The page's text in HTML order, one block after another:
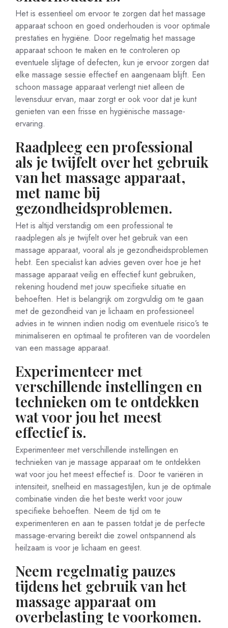
Het is essentieel om ervoor te zorgen dat het massage
apparaat schoon en goed onderhouden is voor optimale
prestaties en hygiëne. Door regelmatig het massage
apparaat schoon te maken en te controleren op
eventuele slijtage of defecten, kun je ervoor zorgen dat
elke massage sessie effectief en aangenaam blijft. Een
schoon massage apparaat verlengt niet alleen de
levensduur ervan, maar zorgt er ook voor dat je kunt
genieten van een frisse en hygiënische massage-
ervaring.
Raadpleeg een professional
als je twijfelt over het gebruik
van het massage apparaat,
met name bij
gezondheidsproblemen.
Het is altijd verstandig om een professional te
raadplegen als je twijfelt over het gebruik van een
massage apparaat, vooral als je gezondheidsproblemen
hebt. Een specialist kan advies geven over hoe je het
massage apparaat veilig en effectief kunt gebruiken,
rekening houdend met jouw specifieke situatie en
behoeften. Het is belangrijk om zorgvuldig om te gaan
met de gezondheid van je lichaam en professioneel
advies in te winnen indien nodig om eventuele risico’s te
minimaliseren en optimaal te profiteren van de voordelen
van een massage apparaat.
Experimenteer met
verschillende instellingen en
technieken om te ontdekken
wat voor jou het meest
effectief is.
Experimenteer met verschillende instellingen en
technieken van je massage apparaat om te ontdekken
wat voor jou het meest effectief is. Door te variëren in
intensiteit, snelheid en massagestijlen, kun je de optimale
combinatie vinden die het beste werkt voor jouw
specifieke behoeften. Neem de tijd om te
experimenteren en aan te passen totdat je de perfecte
massage-ervaring bereikt die zowel ontspannend als
heilzaam is voor je lichaam en geest.
Neem regelmatig pauzes
tijdens het gebruik van het
massage apparaat om
overbelasting te voorkomen.